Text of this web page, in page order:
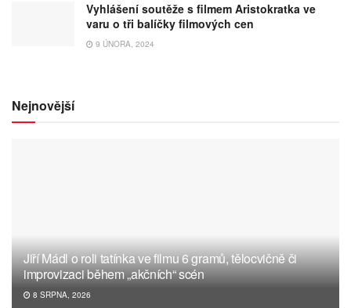
Vyhlášení soutěže s filmem Aristokratka ve
varu o tři balíčky filmových cen
9 ÚNORA, 2024
Nejnovější
Jiří Mádl o roli tatínka ve filmu 6 gramů, tělocvičně či
improvizaci během „akčních“ scén
8 SRPNA, 2026